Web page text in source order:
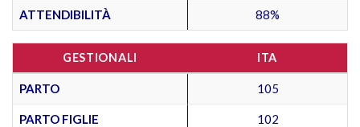
ATTENDIBILITÀ 88%
GESTIONALI ITA
PARTO 105
PARTO FIGLIE 102